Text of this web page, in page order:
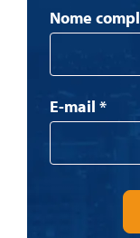
Newsletter
Nome
E-mail *